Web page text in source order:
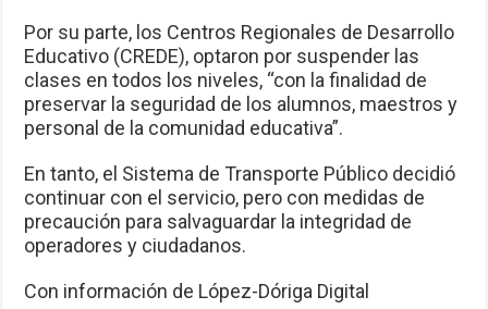
Por su parte, los Centros Regionales de Desarrollo
Educativo (CREDE), optaron por suspender las
clases en todos los niveles, “con la finalidad de
preservar la seguridad de los alumnos, maestros y
personal de la comunidad educativa”.
En tanto, el Sistema de Transporte Público decidió
continuar con el servicio, pero con medidas de
precaución para salvaguardar la integridad de
operadores y ciudadanos.
Con información de López-Dóriga Digital